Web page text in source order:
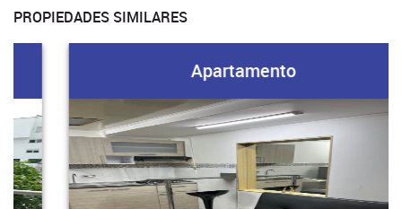
PROPIEDADES SIMILARES
Apartamento